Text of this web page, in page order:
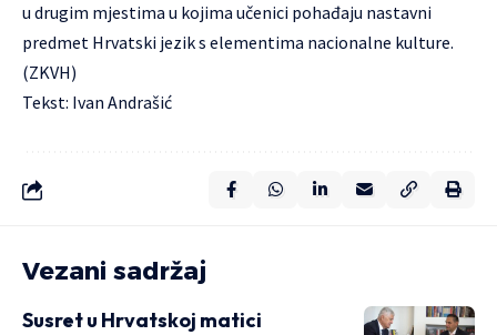
u drugim mjestima u kojima učenici pohađaju nastavni
predmet Hrvatski jezik s elementima nacionalne kulture.
(ZKVH)
Tekst: Ivan Andrašić
Vezani sadržaj
Susret u Hrvatskoj matici